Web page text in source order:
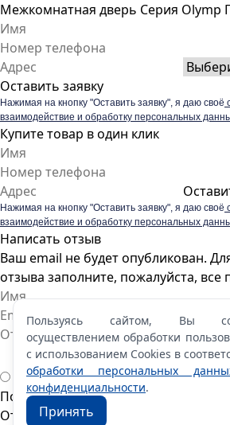
Межкомнатная дверь Серия Olymp
Оставить заявку
Нажимая на кнопку "Оставить заявку", я даю своё
взаимодействие и обработку персональных
Купите товар в один клик
Нажимая на кнопку "Оставить заявку", я даю своё
взаимодействие и обработку персональных
Написать отзыв
Ваш email не будет опубликован.
отзыва заполните, пожалуйста,
Пожалуйста, оцените по 5 бальной
Отправить
Пользуясь сайтом, Вы
осуществлением обработки
с использованием Cookies в
обработки персональных
конфиденциальности.
Принять